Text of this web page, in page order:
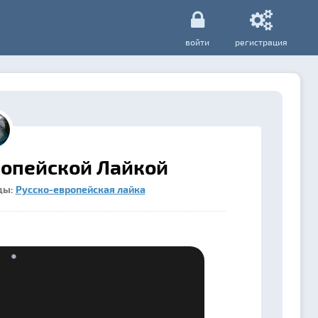
войти регистрация
Лайкой
Русско-европейская лайка